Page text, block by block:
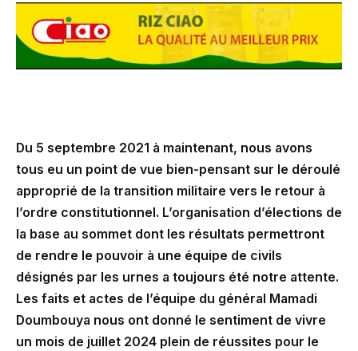
Du 5 septembre 2021 à maintenant, nous avons
tous eu un point de vue bien-pensant sur le déroulé
approprié de la transition militaire vers le retour à
l’ordre constitutionnel. L’organisation d’élections de
la base au sommet dont les résultats permettront
de rendre le pouvoir à une équipe de civils
désignés par les urnes a toujours été notre attente.
Les faits et actes de l’équipe du général Mamadi
Doumbouya nous ont donné le sentiment de vivre
un mois de juillet 2024 plein de réussites pour le